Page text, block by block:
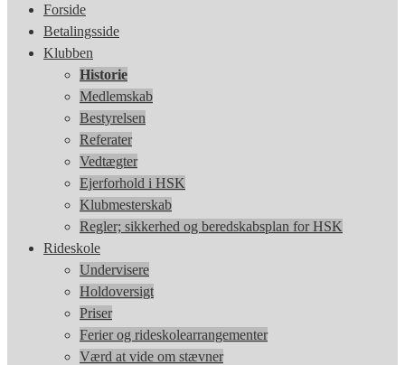
Forside
Betalingsside
Klubben
Historie
Medlemskab
Bestyrelsen
Referater
Vedtægter
Ejerforhold i HSK
Klubmesterskab
Regler; sikkerhed og beredskabsplan for HSK
Rideskole
Undervisere
Holdoversigt
Priser
Ferier og rideskolearrangementer
Værd at vide om stævner